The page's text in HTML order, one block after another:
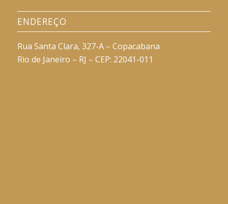
ENDEREÇO
Rua Santa Clara, 327-A – Copacabana
Rio de Janeiro – RJ – CEP: 22041-011